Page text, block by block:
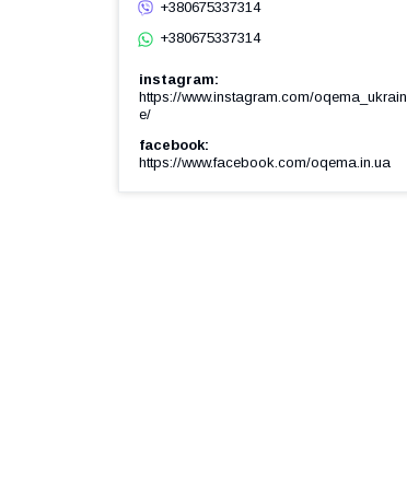
+380675337314
+380675337314
instagram
https://www.instagram.com/oqema_ukrain
e/
facebook
https://www.facebook.com/oqema.in.ua